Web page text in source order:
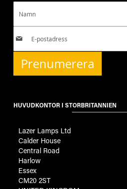
Prenumerera
HUVUDKONTOR I STORBRITANNIEN
Lazer Lamps Ltd
Calder House
Central Road
Harlow
Essex
CM20 2ST